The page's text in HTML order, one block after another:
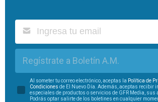
Regístrate a Boletín A.M.
Al someter tu correo electrónico, aceptas la Política de
Condiciones de El Nuevo Día. Además, aceptas recibir
especiales de productos o servicios de GFR Media, sus
Podrás optar salirte de los boletines en cualquier